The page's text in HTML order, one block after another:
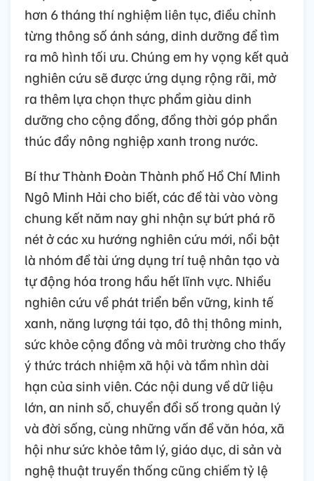
hơn 6 tháng thí nghiệm liên tục, điều chỉnh
từng thông số ánh sáng, dinh dưỡng để tìm
ra mô hình tối ưu. Chúng em hy vọng kết quả
nghiên cứu sẽ được ứng dụng rộng rãi, mở
ra thêm lựa chọn thực phẩm giàu dinh
dưỡng cho cộng đồng, đồng thời góp phần
thúc đẩy nông nghiệp xanh trong nước.
Bí thư Thành Đoàn Thành phố Hồ Chí Minh
Ngô Minh Hải cho biết, các đề tài vào vòng
chung kết năm nay ghi nhận sự bứt phá rõ
nét ở các xu hướng nghiên cứu mới, nổi bật
là nhóm đề tài ứng dụng trí tuệ nhân tạo và
tự động hóa trong hầu hết lĩnh vực. Nhiều
nghiên cứu về phát triển bền vững, kinh tế
xanh, năng lượng tái tạo, đô thị thông minh,
sức khỏe cộng đồng và môi trường cho thấy
ý thức trách nhiệm xã hội và tầm nhìn dài
hạn của sinh viên. Các nội dung về dữ liệu
lớn, an ninh số, chuyển đổi số trong quản lý
và đời sống, cùng những vấn đề văn hóa, xã
hội như sức khỏe tâm lý, giáo dục, di sản và
nghệ thuật truyền thống cũng chiếm tỷ lệ